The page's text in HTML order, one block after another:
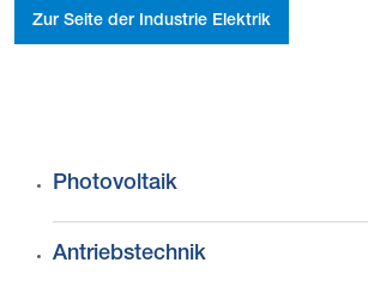
Zur Seite der Industrie Elektrik
Photovoltaik
Antriebstechnik